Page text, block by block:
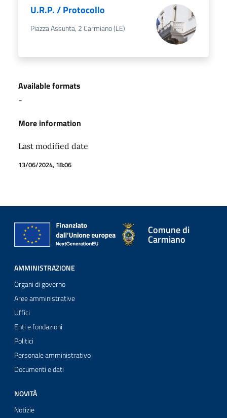
U.R.P. / Protocollo
Piazza Assunta, 2 Carmiano (LE)
Available formats
-
More information
Last modified date
13/06/2024, 18:06
Comune di
Carmiano
AMMINISTRAZIONE
Organi di governo
Aree amministrative
Uffici
Enti e fondazioni
Politici
Personale amministrativo
Documenti e dati
NOVITÀ
Notizie